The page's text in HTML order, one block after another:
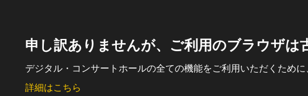
申し訳ありませんが、ご利用のブラウザは
デジタル・コンサートホールの全ての機能をご利用いただくため
詳細はこちら